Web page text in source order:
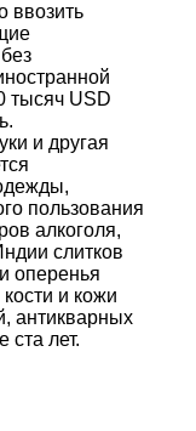
ввозить
тысяч USD
и другая
пользования
алкоголя,
слитков
оперенья
и кожи
антикварных
ста лет.